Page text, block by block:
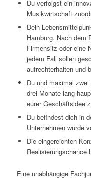
Du verfolgst ein
Musikwirtschaft
Dein
Hamburg. Nach dem
Firmensitz oder eine
jedem Fall sollen
aufrechterhalten und
Du und maximal
drei Monate lang
eurer Geschäftsidee
Du befindest dich in
Unternehmen wurde
Die eingereichten
Realisierungschance
Eine unabhängige